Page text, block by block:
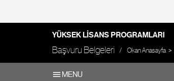
YÜKSEK LISANS PROGRAMLARI
Başvuru Belgeleri Okan Anasayfa
MENU